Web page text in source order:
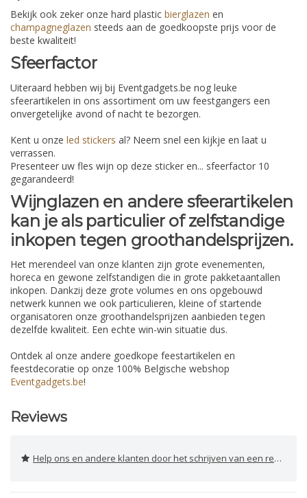
Bekijk ook zeker onze hard plastic bierglazen en
champagneglazen steeds aan de goedkoopste prijs voor de
beste kwaliteit!
Sfeerfactor
Uiteraard hebben wij bij Eventgadgets.be nog leuke
sfeerartikelen in ons assortiment om uw feestgangers een
onvergetelijke avond of nacht te bezorgen.
Kent u onze led stickers al? Neem snel een kijkje en laat u
verrassen.
Presenteer uw fles wijn op deze sticker en... sfeerfactor 10
gegarandeerd!
Wijnglazen en andere sfeerartikelen
kan je als particulier of zelfstandige
inkopen tegen groothandelsprijzen.
Het merendeel van onze klanten zijn grote evenementen,
horeca en gewone zelfstandigen die in grote pakketaantallen
inkopen. Dankzij deze grote volumes en ons opgebouwd
netwerk kunnen we ook particulieren, kleine of startende
organisatoren onze groothandelsprijzen aanbieden tegen
dezelfde kwaliteit. Een echte win-win situatie dus.
Ontdek al onze andere goedkope feestartikelen en
feestdecoratie op onze 100% Belgische webshop
Eventgadgets.be!
Reviews
Help ons en andere klanten door het schrijven van een review